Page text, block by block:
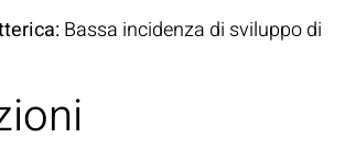
Bassa incidenza di sviluppo di